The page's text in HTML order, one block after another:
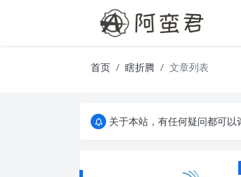
首页 瞎折腾
文章列表
关于本站，有任何疑问都可以